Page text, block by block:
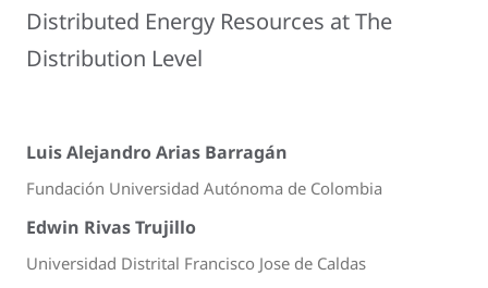
Distributed Energy Resources at The
Distribution Level
Luis Alejandro Arias Barragán
Fundación Universidad Autónoma de Colombia
Edwin Rivas Trujillo
Universidad Distrital Francisco Jose de Caldas